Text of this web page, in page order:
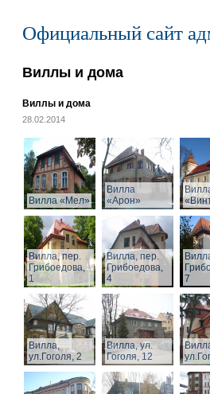
Официальный сайт
Виллы и дома
Виллы и дома
28.02.2014
Вилла «Мел»
Вилла
«Арон»
Вилла, пер.
Грибоедова,
1
Вилла, пер.
Грибоедова,
4
7
Вилла,
ул.Гоголя, 2
Вилла, ул.
Гоголя, 12